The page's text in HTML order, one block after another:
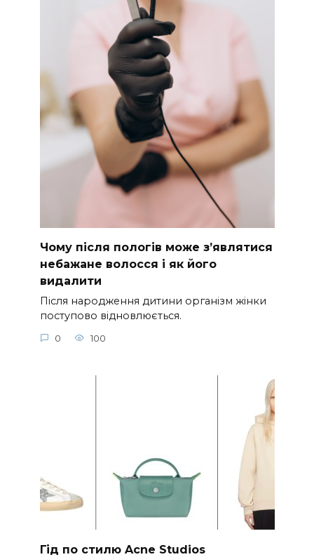
Чому після пологів може з’являтися
небажане волосся і як його
видалити
Після народження дитини організм жінки
поступово відновлюється.
0 100
Гід по стилю Acne Studios